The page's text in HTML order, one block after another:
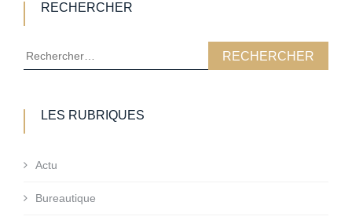
RECHERCHER
LES RUBRIQUES
Actu
Bureautique